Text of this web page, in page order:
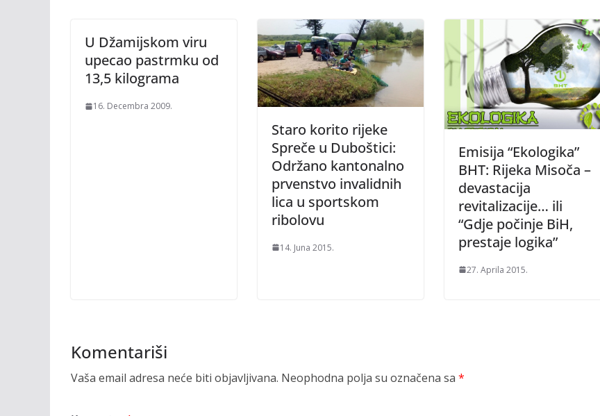
U Džamijskom viru
upecao pastrmku od
13,5 kilograma
16. Decembra 2009.
Staro korito rijeke
Spreče u Duboštici:
Održano kantonalno
prvenstvo invalidnih
lica u sportskom
ribolovu
14. Juna 2015.
Emisija “Ekologika”
BHT: Rijeka Misoča –
devastacija
revitalizacije… ili
“Gdje počinje BiH,
prestaje logika”
27. Aprila 2015.
Komentariši
Vaša email adresa neće biti objavljivana. Neophodna polja su označena sa *